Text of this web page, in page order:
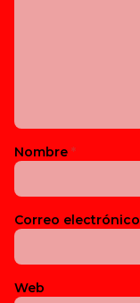
Nombre *
Correo electrónico
Web